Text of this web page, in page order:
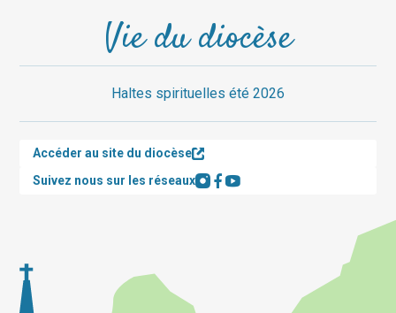
Vie du diocèse
Haltes spirituelles été 2026
Accéder au site du diocèse
Suivez nous sur les réseaux